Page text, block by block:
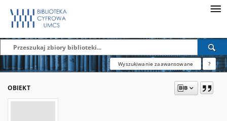
Wyszukiwanie zaawansowane ?
OBIEKT